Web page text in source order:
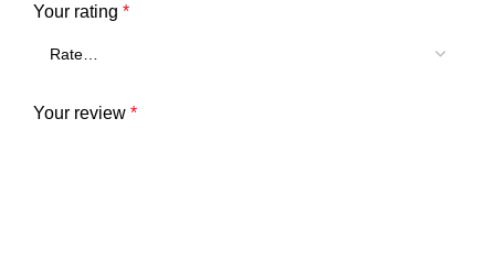
Your rating *
Your review *